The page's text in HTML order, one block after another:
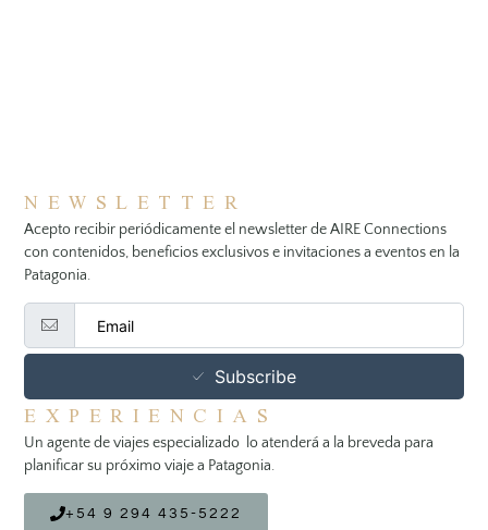
NEWSLETTER
Acepto recibir periódicamente el newsletter de AIRE Connections
con contenidos, beneficios exclusivos e invitaciones a eventos en la
Patagonia.
Subscribe
EXPERIENCIAS
Un agente de viajes especializado lo atenderá a la breveda para
planificar su próximo viaje a Patagonia.
+54 9 294 435-5222